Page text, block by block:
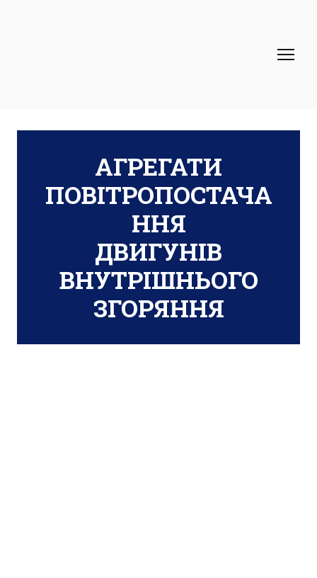
АГРЕГАТИ
ПОВІТРОПОСТАЧА
ННЯ
ДВИГУНІВ
ВНУТРІШНЬОГО
ЗГОРЯННЯ